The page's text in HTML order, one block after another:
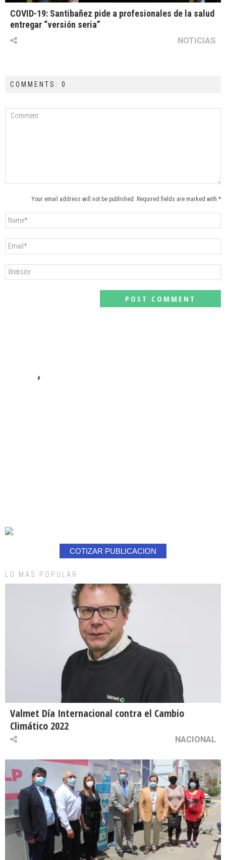
COVID-19: Santibañez pide a profesionales de la salud
entregar “versión seria”
NOTICIAS
COMMENTS: 0
Your email address will not be published. Required fields are marked with *
#
COTIZAR PUBLICACION
LO MAS POPULAR
Valmet Día Internacional contra el Cambio
Climático 2022
NACIONAL